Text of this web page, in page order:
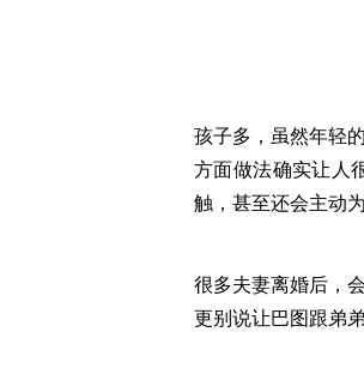
孩子多，虽然年轻
方面做法确实让人
触，甚至还会主动
很多夫妻离婚后，
更别说让巴图跟弟